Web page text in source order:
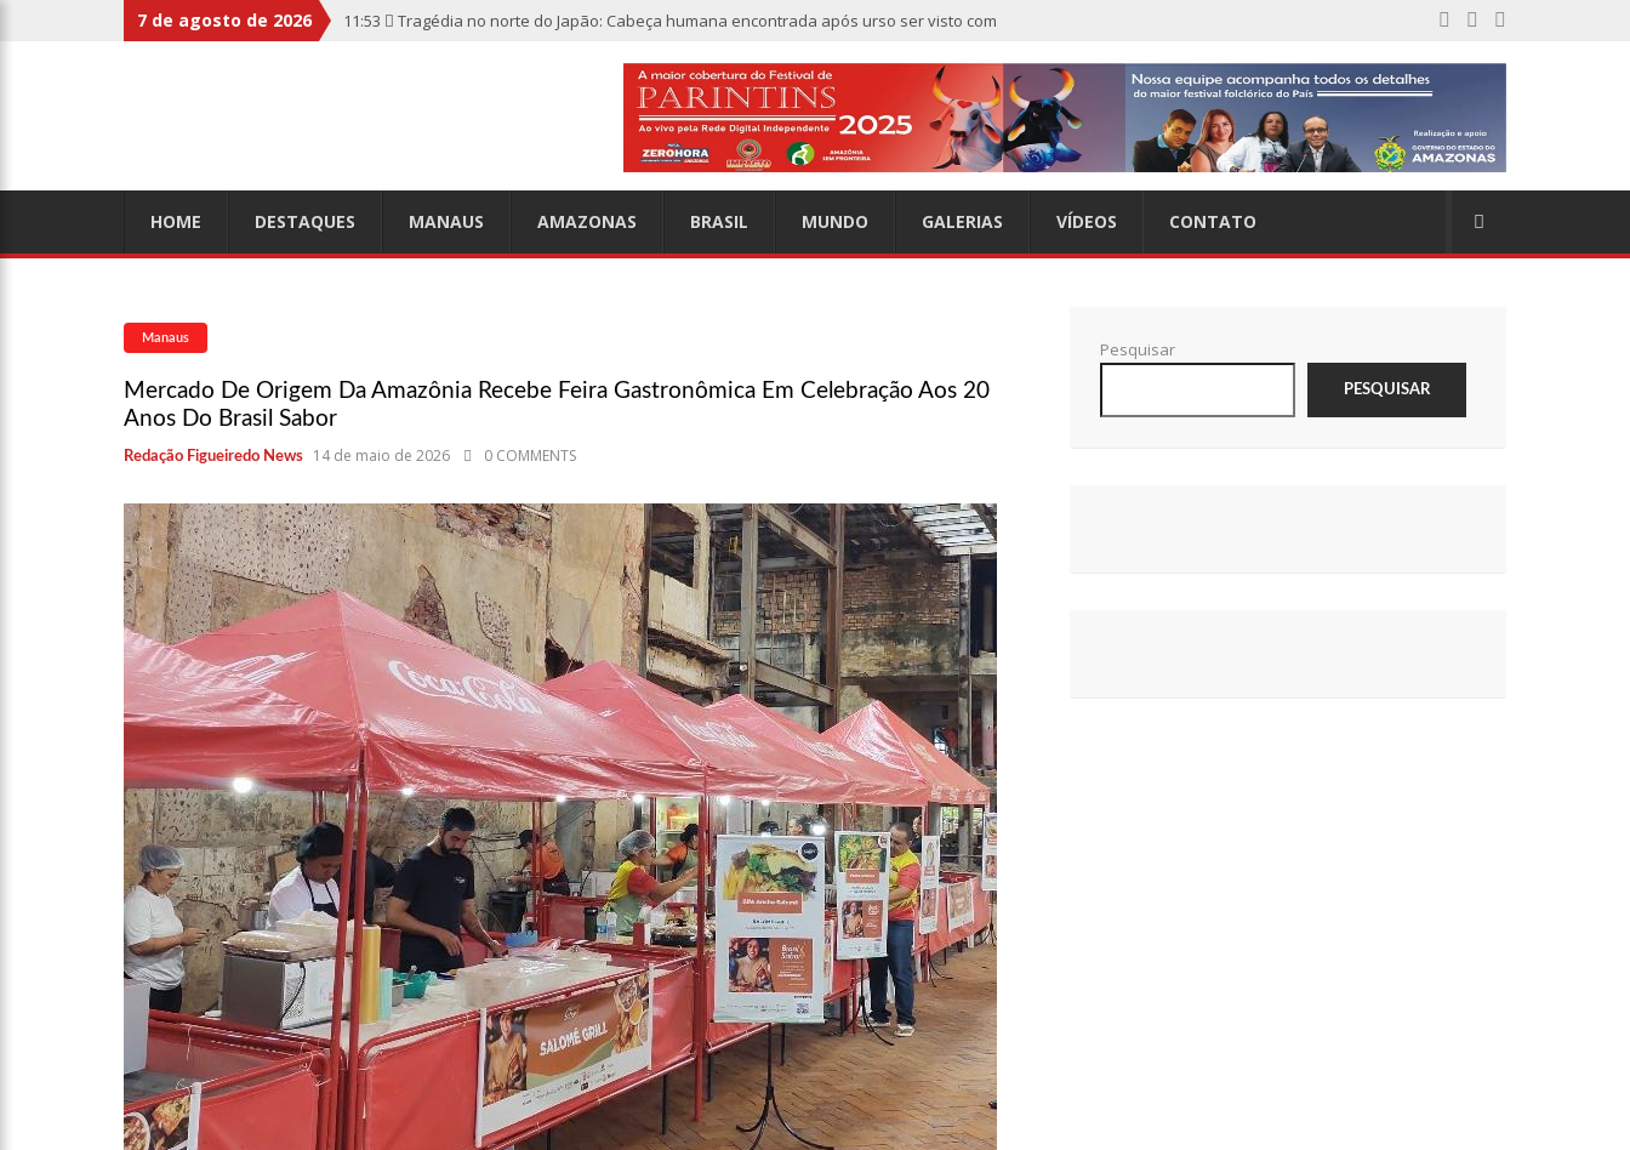
7 de agosto de 2026 11:53
Tragédia no norte do Japão: Cabeça humana encontrada após urso ser visto com
Linha Direta divulga caso de criança de 2 anos morta e esquartejada em Manaus;
11:39 Casal é torturado e morto em casa na comunidade Mundo Novo
10:11 Homem é executado a tiros dentro da própria residência em Manaus
10:00 Linha Direta exibe vídeo com o corpo do menino Henry Borel
15:34 Faustão deixa Band após 1 ano e meio na emissora
12:49 Padrasto é pego assinando OnlyFans de enteada: “Me via fazendo sexo”
12:24 Vídeo de Zezé di Camargo desafinando viraliza e fãs lamentam: “Luto”
11:43 Postos serão fiscalizados para garantir queda nos preços, diz ministro
11:24 Campanha intensifica combate à violência sexual contra crianças
11:10 Constituição e Lei Maria da Penha ganham tradução em idioma indígena
HOME DESTAQUES MANAUS AMAZONAS BRASIL MUNDO GALERIAS VÍDEOS CONTATO
Manaus
Mercado De Origem Da Amazônia Recebe Feira Gastronômica Em Celebração Aos 20
Anos Do Brasil Sabor
Redação Figueiredo News 14 de maio de 2026 0 COMMENTS
Pesquisar
PESQUISAR